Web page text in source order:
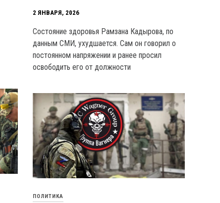
2 ЯНВАРЯ, 2026
Состояние здоровья Рамзана Кадырова, по
данным СМИ, ухудшается. Сам он говорил о
постоянном напряжении и ранее просил
освободить его от должности
ПОЛИТИКА